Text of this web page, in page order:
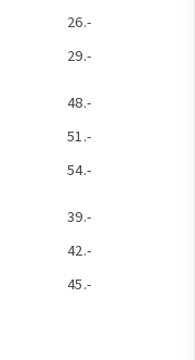
26.-
29.-
48.-
51.-
54.-
39.-
42.-
45.-